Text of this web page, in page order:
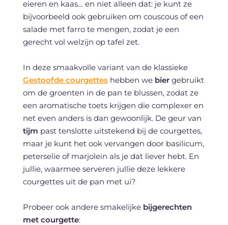
eieren en kaas… en niet alleen dat: je kunt ze
bijvoorbeeld ook gebruiken om couscous of een
salade met farro te mengen, zodat je een
gerecht vol welzijn op tafel zet.
In deze smaakvolle variant van de klassieke
Gestoofde courgetteshebben we biergebruikt
om de groenten in de pan te blussen, zodat ze
een aromatische toets krijgen die complexer en
net even anders is dan gewoonlijk. De geur van
tijm past tenslotte uitstekend bij de courgettes,
maar je kunt het ook vervangen door basilicum,
peterselie of marjolein als je dat liever hebt. En
jullie, waarmee serveren jullie deze lekkere
courgettes uit de pan met ui?
Probeer ook andere smakelijke bijgerechten
met courgette: